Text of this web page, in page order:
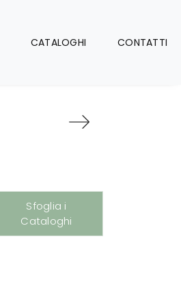
CATALOGHI CONTATTI
Sfoglia i
Cataloghi